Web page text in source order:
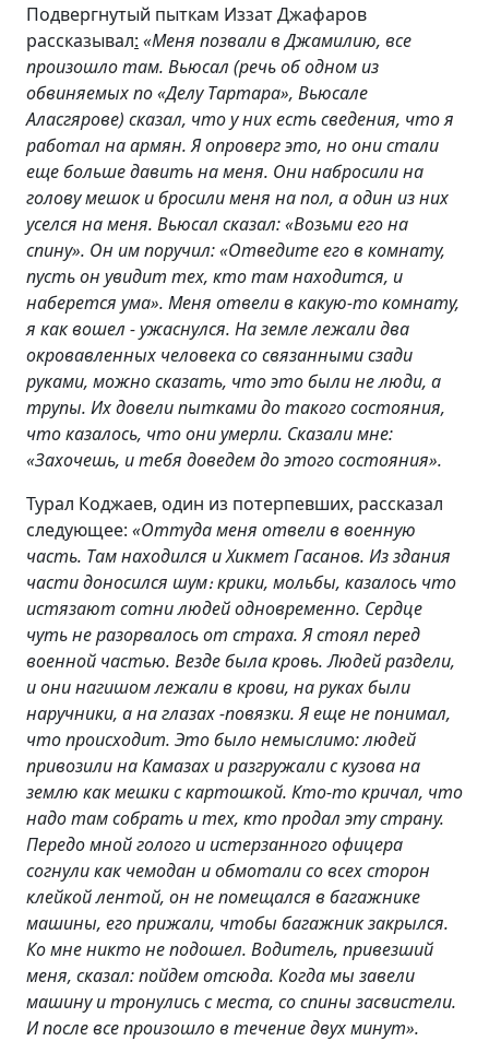
Подвергнутый пыткам Иззат Джафаров
рассказывал: «Меня позвали в Джамилию, все
произошло там. Вьюсал (речь об одном из
обвиняемых по «Делу Тартара», Вьюсале
Аласгярове) сказал, что у них есть сведения, что я
работал на армян. Я опроверг это, но они стали
еще больше давить на меня. Они набросили на
голову мешок и бросили меня на пол, а один из них
уселся на меня. Вьюсал сказал: «Возьми его на
спину». Он им поручил: «Отведите его в комнату,
пусть он увидит тех, кто там находится, и
наберется ума». Меня отвели в какую-то комнату,
я как вошел - ужаснулся. На земле лежали два
окровавленных человека со связанными сзади
руками, можно сказать, что это были не люди, а
трупы. Их довели пытками до такого состояния,
что казалось, что они умерли. Сказали мне:
«Захочешь, и тебя доведем до этого состояния».
Турал Коджаев, один из потерпевших, рассказал
следующее: «Оттуда меня отвели в военную
часть. Там находился и Хикмет Гасанов. Из здания
части доносился шум։крики, мольбы, казалось что
истязают сотни людей одновременно. Сердце
чуть не разорвалось от страха. Я стоял перед
военной частью. Везде была кровь. Людей раздели,
и они нагишом лежали в крови, на руках были
наручники, а на глазах -повязки. Я еще не понимал,
что происходит. Это было немыслимо: людей
привозили на Камазах и разгружали с кузова на
землю как мешки с картошкой. Кто-то кричал, что
надо там собрать и тех, кто продал эту страну.
Передо мной голого и истерзанного офицера
согнули как чемодан и обмотали со всех сторон
клейкой лентой, он не помещался в багажнике
машины, его прижали, чтобы багажник закрылся.
Ко мне никто не подошел. Водитель, привезший
меня, сказал: пойдем отсюда. Когда мы завели
машину и тронулись с места, со спины засвистели.
И после все произошло в течение двух минут».